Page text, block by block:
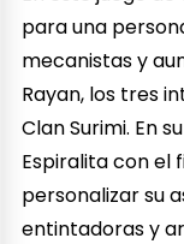
para una
mecanistas y
Rayan, los tres
Clan Surimi. En
Espiralita con el
personalizar su
entintadoras y